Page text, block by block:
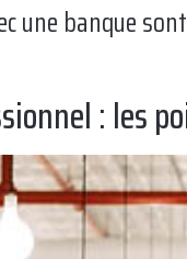
une banque
: les